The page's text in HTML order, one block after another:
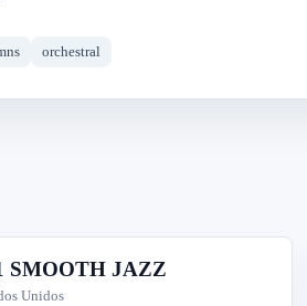
orchestral
SMOOTH JAZZ
Unidos